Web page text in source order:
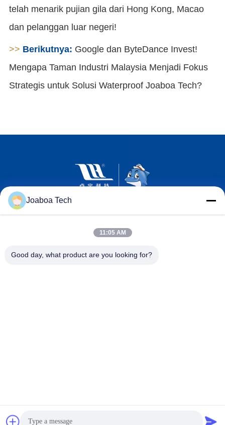
telah menarik pujian gila dari Hong Kong, Macao
dan pelanggan luar negeri!
>> Berikutnya: Google dan ByteDance Invest!
Mengapa Taman Industri Malaysia Menjadi Fokus
Strategis untuk Solusi Waterproof Joaboa Tech?
Cina Kualitas Baik Membran Waterproofing Perekat Diri
Joaboa Tech
11:05 AM
Good day, what product are you looking for?